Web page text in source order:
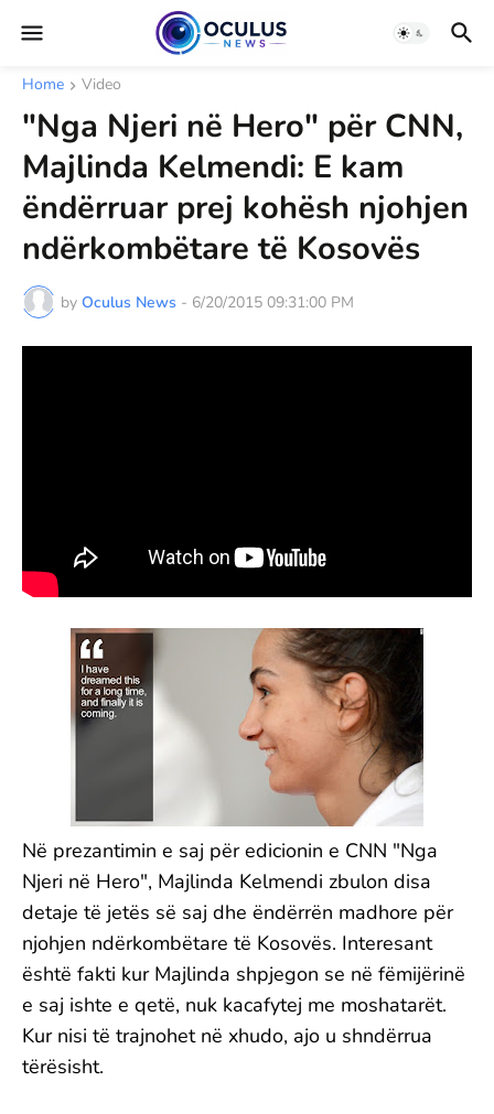
Home Video
"Nga Njeri në Hero" për CNN,
Majlinda Kelmendi: E kam
ëndërruar prej kohësh njohjen
ndërkombëtare të Kosovës
by Oculus News - 6/20/2015 09:31:00 PM
Në prezantimin e saj për edicionin e CNN "Nga
Njeri në Hero", Majlinda Kelmendi zbulon disa
detaje të jetës së saj dhe ëndërrën madhore për
njohjen ndërkombëtare të Kosovës. Interesant
është fakti kur Majlinda shpjegon se në fëmijërinë
e saj ishte e qetë, nuk kacafytej me moshatarët.
Kur nisi të trajnohet në xhudo, ajo u shndërrua
tërësisht.